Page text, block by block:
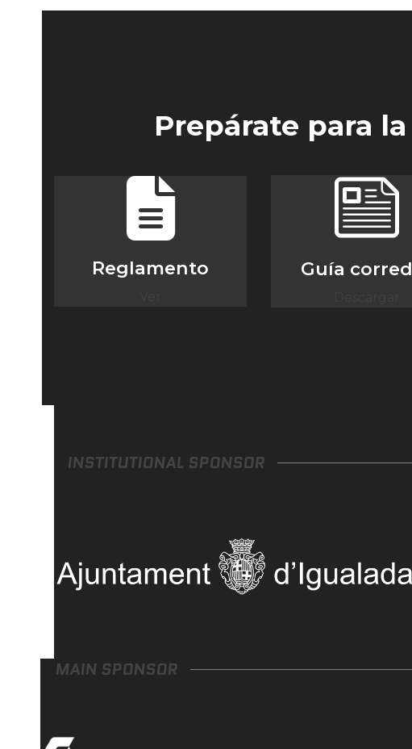
Prepárate para
Reglamento Guía
INSTITUTIONAL SPONSOR
MAIN SPONSOR